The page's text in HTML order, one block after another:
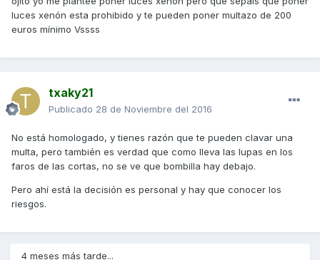
luces xenón esta prohibido y te pueden poner multazo de 200
euros mínimo Vssss
txaky21
Publicado 28 de Noviembre del 2016
No está homologado, y tienes razón que te pueden clavar una
multa, pero también es verdad que como lleva las lupas en los
faros de las cortas, no se ve que bombilla hay debajo.
Pero ahí está la decisión es personal y hay que conocer los
riesgos.
4 meses más tarde...